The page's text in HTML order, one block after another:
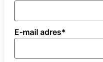
E-mail adres*